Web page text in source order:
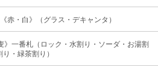
赤・白》（グラス・デキャンタ）
》一番札（ロック・水割り・ソーダ・お湯割
・緑茶割り）